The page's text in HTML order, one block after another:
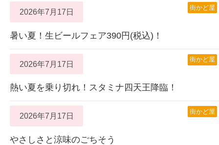
2026年7月17日 街かど屋
暑い夏！生ビールフェア390円(税込)！
2026年7月17日 街かど屋
熱い夏を乗り切れ！スタミナ四天王降臨！
2026年7月17日 街かど屋
やさしさと涼味のごちそう